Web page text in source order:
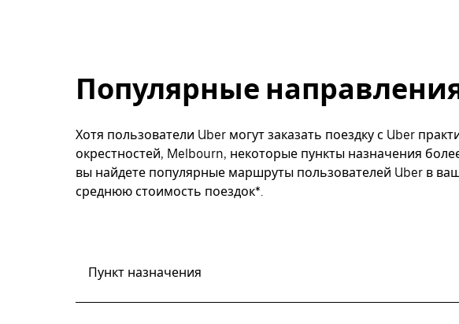
Популярные
Хотя пользователи Uber могут заказать поездку с Uber
окрестностей, Melbourn, некоторые пункты назначения
вы найдете популярные маршруты пользователей Uber в
среднюю стоимость поездок*.
Пункт назначения